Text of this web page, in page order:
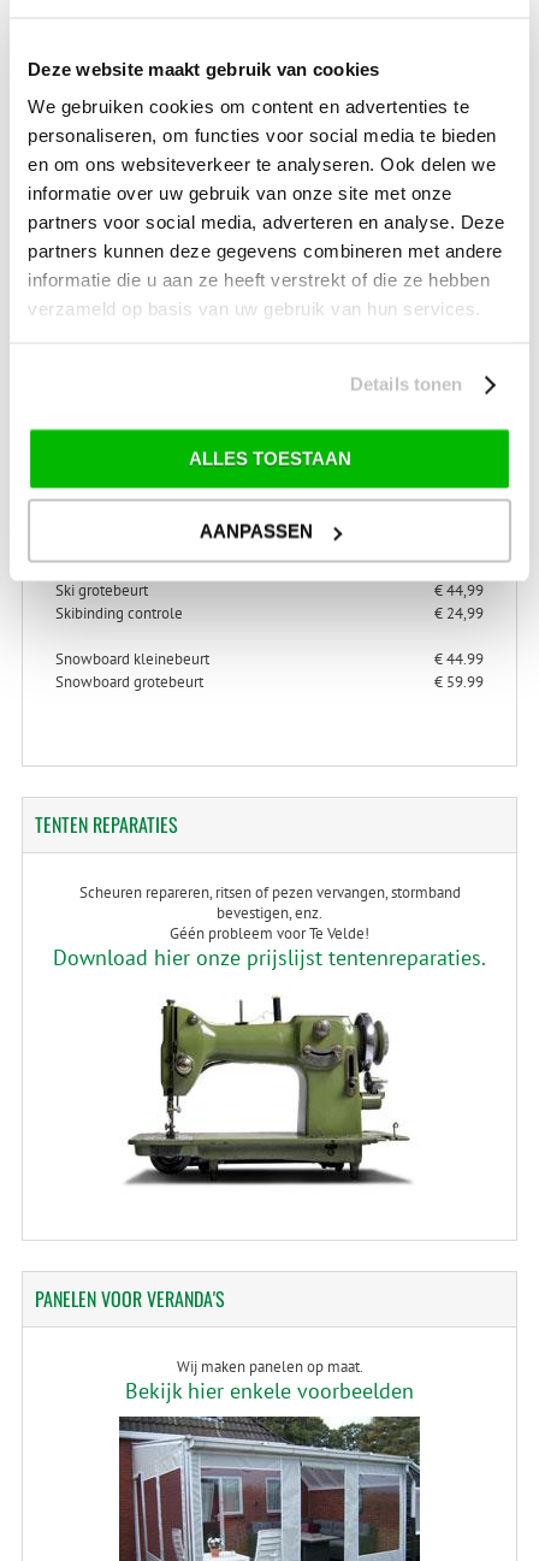
Deze website maakt gebruik van cookies
We gebruiken cookies om content en advertenties te
personaliseren, om functies voor social media te bieden
en om ons websiteverkeer te analyseren. Ook delen we
informatie over uw gebruik van onze site met onze
partners voor social media, adverteren en analyse. Deze
partners kunnen deze gegevens combineren met andere
informatie die u aan ze heeft verstrekt of die ze hebben
verzameld op basis van uw gebruik van hun services.
Details tonen
ALLES TOESTAAN
AANPASSEN
Nieuw Buinen (Stadskanaal)
info@tevelde.nl
Schrijf je in voor onze nieuwsbrief!
> Alles over ski- en snowboard onderhoud
Ski kleinebeurt
€ 34,99
Ski grotebeurt
€ 44,99
Skibinding controle
€ 24,99
Snowboard kleinebeurt
€ 44.99
Snowboard grotebeurt
€ 59.99
TENTENREPARATIES
Scheuren repareren, ritsen of pezen vervangen, stormband
bevestigen, enz.
Géén probleem voor Te Velde!
Download hier onze prijslijst tentenreparaties.
PANELENVOOR VERANDA'S
Wij maken panelen op maat.
Bekijk hier enkele voorbeelden